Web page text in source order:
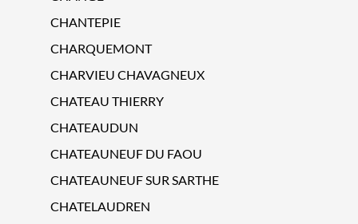
CHANTEPIE
CHARQUEMONT
CHARVIEU CHAVAGNEUX
CHATEAU THIERRY
CHATEAUDUN
CHATEAUNEUF DU FAOU
CHATEAUNEUF SUR SARTHE
CHATELAUDREN